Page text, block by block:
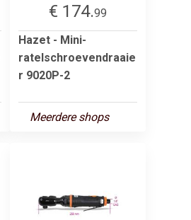
€ 174.99
Hazet - Mini-
ratelschroevendraaie
r 9020P-2
Meerdere shops